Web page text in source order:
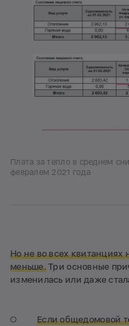
Плата за тепло в среднем
февралем 2021 года
Но не во всех квитанциях
меньше.Три основные
изменилась или даже
Если общедомовой